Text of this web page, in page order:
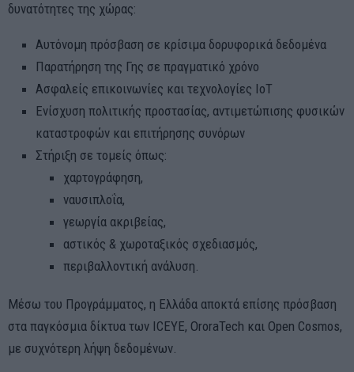
δυνατότητες της χώρας:
Αυτόνομη πρόσβαση σε κρίσιμα δορυφορικά δεδομένα
Παρατήρηση της Γης σε πραγματικό χρόνο
Ασφαλείς επικοινωνίες και τεχνολογίες IoT
Ενίσχυση πολιτικής προστασίας, αντιμετώπισης φυσικών
καταστροφών και επιτήρησης συνόρων
Στήριξη σε τομείς όπως:
χαρτογράφηση,
ναυσιπλοΐα,
γεωργία ακριβείας,
αστικός & χωροταξικός σχεδιασμός,
περιβαλλοντική ανάλυση.
Μέσω του Προγράμματος, η Ελλάδα αποκτά επίσης πρόσβαση
στα παγκόσμια δίκτυα των ICEYE, OroraTech και Open Cosmos,
με συχνότερη λήψη δεδομένων.